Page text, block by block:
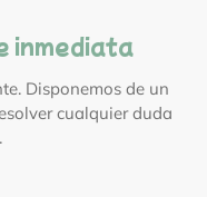
inmediata
Disponemos de un
cualquier duda